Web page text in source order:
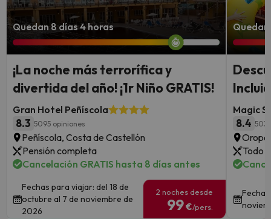
Quedan 8 días 4 horas
¡La noche más terrorífica y
divertida del año! ¡1r Niño GRATIS!
Gran Hotel Peñíscola
8.3 5095 opiniones
Peñíscola, Costa de Castellón
Pensión completa
Cancelación GRATIS hasta 8 días antes
Fechas para viajar: del 18 de
octubre al 7 de noviembre de
2026
2 noches desde
99€/pers.
Quedan
Magic
8.4 503
Todo